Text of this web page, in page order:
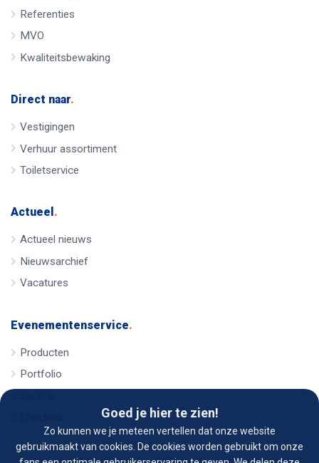
Goed je hier te zien!
Zo kunnen we je meteen vertellen dat onze website
gebruikmaakt van cookies. De cookies worden gebruikt om onze
Referenties
MVO
Kwaliteitsbewaking
Direct naar.
Vestigingen
Verhuur assortiment
Toiletservice
Actueel .
Actueel nieuws
Nieuwsarchief
Vacatures
Evenementenservice.
Producten
Portfolio